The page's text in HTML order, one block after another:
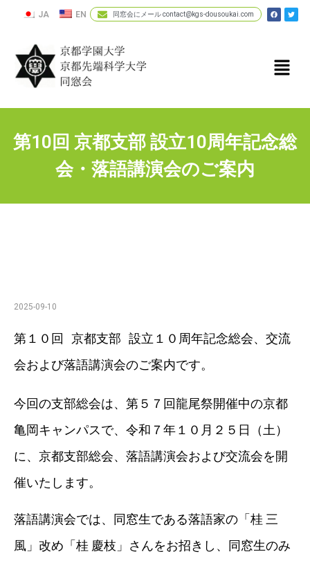
JA EN 同窓会にメール contact@kgs-dousoukai.com
第10回 京都支部 設立10周年記念総
会・落語講演会のご案内
2025-09-10
第１０回 京都支部 設立１０周年記念総会、交流
会および落語講演会のご案内です。
今回の支部総会は、第５７回龍尾祭開催中の京都
亀岡キャンパスで、令和７年１０月２５日（土）
に、京都支部総会、落語講演会および交流会を開
催いたします。
落語講演会では、同窓生である落語家の「桂 三
風」改め「桂 慶枝」さんをお招きし、同窓生のみ